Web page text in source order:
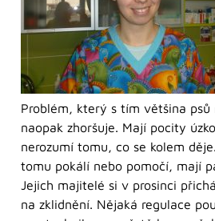
Problém, který s tím většina psů
naopak zhoršuje. Mají pocity
nerozumí tomu, co se kolem
tomu pokálí nebo pomočí, mají
Jejich majitelé si v prosinci
na zklidnění. Nějaká regulace